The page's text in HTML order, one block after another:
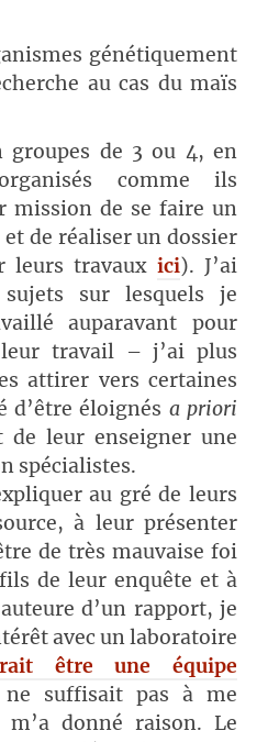
génétiquement
au cas du maïs
groupes de 3 ou 4, en
comme ils
mission de se faire un
de réaliser un dossier
leurs travaux ici). J’ai
sur lesquels je
auparavant pour
travail – j’ai plus
attirer vers certaines
d’être éloignés a priori
de leur enseigner une
spécialistes.
au gré de leurs
à leur présenter
de très mauvaise foi
de leur enquête et à
d’un rapport, je
avec un laboratoire
être une équipe
suffisait pas à me
donné raison. Le